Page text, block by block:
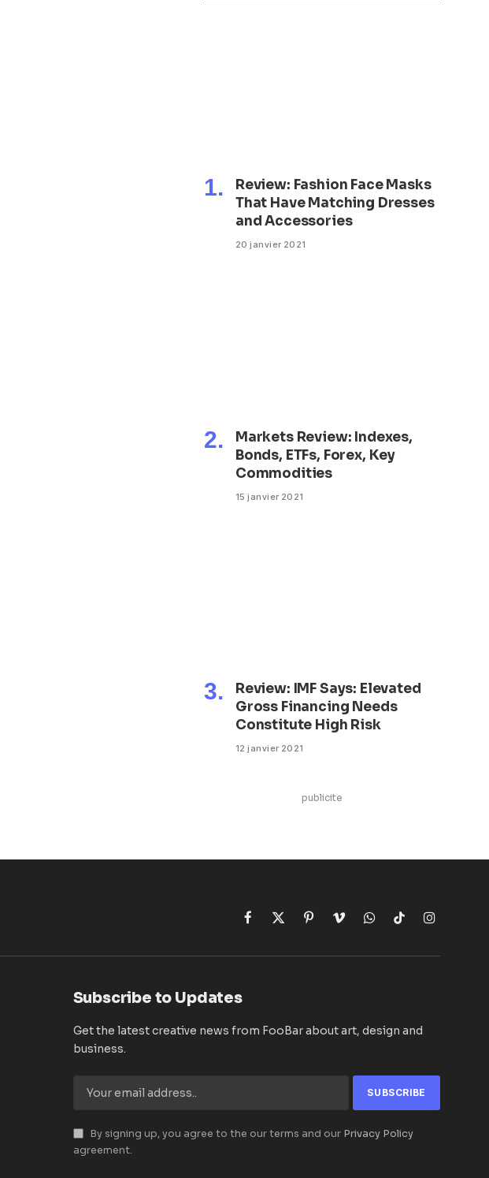
Review: Fashion Face Masks
That Have Matching Dresses
and Accessories
20 janvier 2021
Markets Review: Indexes,
Bonds, ETFs, Forex, Key
Commodities
15 janvier 2021
Review: IMF Says: Elevated
Gross Financing Needs
Constitute High Risk
12 janvier 2021
publicite
Facebook
X
PinterestVimeoWhatsApp
TikTokInstagram
Subscribe to Updates
Get the latest creative news from FooBar about art, design and
business.
By signing up, you agree to the our terms and our Privacy Policy
agreement.